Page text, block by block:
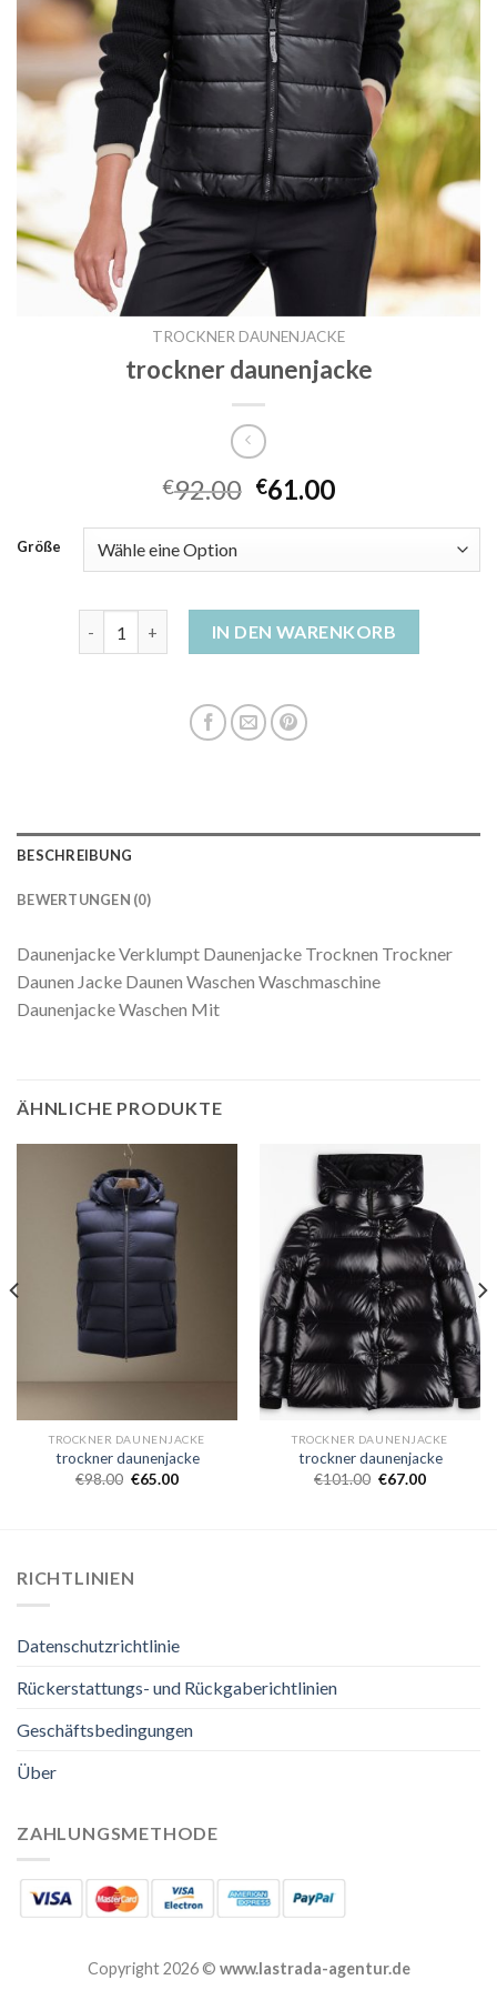
TROCKNER DAUNENJACKE
trockner daunenjacke
€92.00 €61.00
Größe
IN DEN WARENKORB
BESCHREIBUNG
BEWERTUNGEN (0)
Daunenjacke Verklumpt Daunenjacke Trocknen Trockner
Daunen Jacke Daunen Waschen Waschmaschine
Daunenjacke Waschen Mit
ÄHNLICHE PRODUKTE
TROCKNER DAUNENJACKE
trockner daunenjacke
€98.00 €65.00
TROCKNER DAUNENJACKE
trockner daunenjacke
€101.00 €67.00
RICHTLINIEN
Datenschutzrichtlinie
Rückerstattungs- und Rückgaberichtlinien
Geschäftsbedingungen
Über
ZAHLUNGSMETHODE
Copyright 2026 © www.lastrada-agentur.de